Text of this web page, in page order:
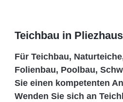
Teichbau in
Für Teichbau,
Folienbau, Poolbau,
Sie einen kompetenten
Wenden Sie sich an